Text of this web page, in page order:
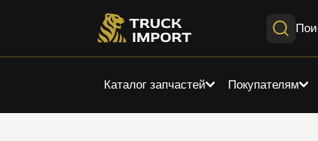
Каталог запчастей Покупателям